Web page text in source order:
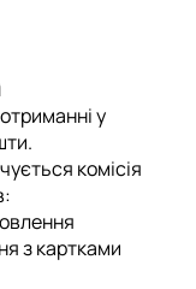
у
комісія
з картками